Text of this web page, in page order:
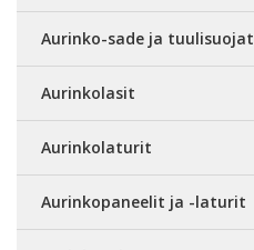
Aurinko-sade ja tuulisuojat
Aurinkolasit
Aurinkolaturit
Aurinkopaneelit ja -laturit